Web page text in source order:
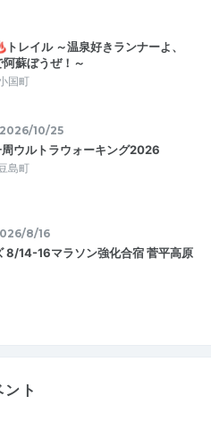
レイル ～温泉好きランナーよ、
蘇ぼうぜ！～
国町
10/25
ウルトラウォーキング2026
島町
8/16
8/14-16マラソン強化合宿 菅平高原
ト